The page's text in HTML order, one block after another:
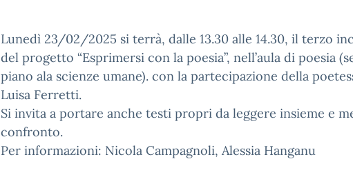
Lunedì 23/02/2025 si terrà, dalle 13.30 alle 14.30, il terzo
del progetto “Esprimersi con la poesia”, nell’aula di poesia
piano ala scienze umane). con la partecipazione della
Luisa Ferretti.
Si invita a portare anche testi propri da leggere insieme e
confronto.
Per informazioni: Nicola Campagnoli, Alessia Hanganu